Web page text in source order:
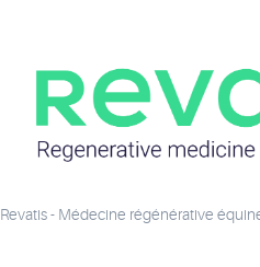
Revatis - Médecine régénérative